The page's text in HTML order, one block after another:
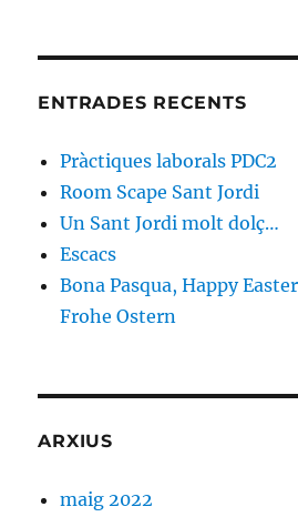
ENTRADES RECENTS
Pràctiques laborals PDC2
Room Scape Sant Jordi
Un Sant Jordi molt dolç…
Escacs
Bona Pasqua, Happy
Frohe Ostern
ARXIUS
maig 2022